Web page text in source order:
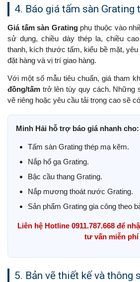
4. Báo giá tấm sàn Grating
Giá tấm sàn Gratingphụ thuộc vào
sử dụng, chiều dày thép la, chiều
thanh, kích thước tấm, kiểu bề mặt,
đặt hàng và vị trí giao hàng.
Với một số mẫu tiêu chuẩn, giá tham
đồng/tấm trở lên tùy quy cách. Những
vẽ riêng hoặc yêu cầu tải trọng cao sẽ
Minh Hải hỗ trợ báo giá nhanh cho:
Tấm sàn Grating thép mạ kẽm.
Nắp hố ga Grating.
Bậc cầu thang Grating.
Nắp mương thoát nước Grating.
Sản phẩm Grating gia công theo
Liên hệ Hotline 0911.787.668 để
tư vấn miễn phí
5. Bản vẽ thiết kế và thông